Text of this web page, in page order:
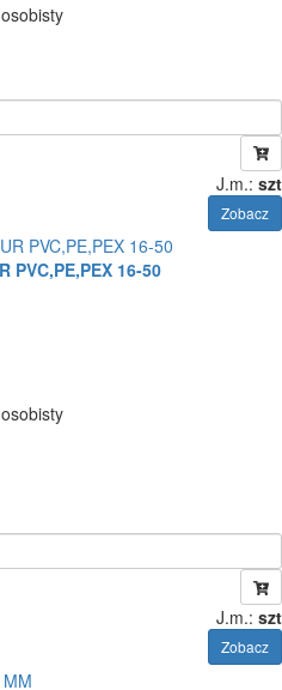
J.m.: szt
Zobacz
PVC,PE,PEX 16-50
J.m.: szt
Zobacz